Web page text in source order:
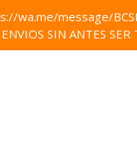
wa.me/message/
SIN ANTES SER